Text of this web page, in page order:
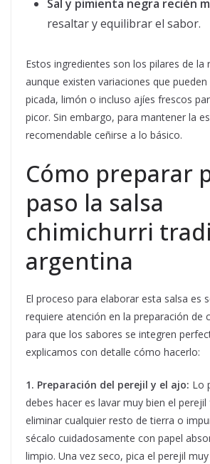
Sal y pimienta negra recién
resaltar y equilibrar el sabor.
Estos ingredientes son los pilares de la
aunque existen variaciones que
picada, limón o incluso ajíes frescos
picor. Sin embargo, para mantener la
recomendable ceñirse a lo básico.
Cómo preparar
paso la salsa
chimichurri
argentina
El proceso para elaborar esta salsa es
requiere atención en la preparación de
para que los sabores se integren
explicamos con detalle cómo hacerlo:
1. Preparación del perejil y el ajo: Lo
debes hacer es lavar muy bien el
eliminar cualquier resto de tierra o
sécalo cuidadosamente con papel
limpio. Una vez seco, pica el perejil